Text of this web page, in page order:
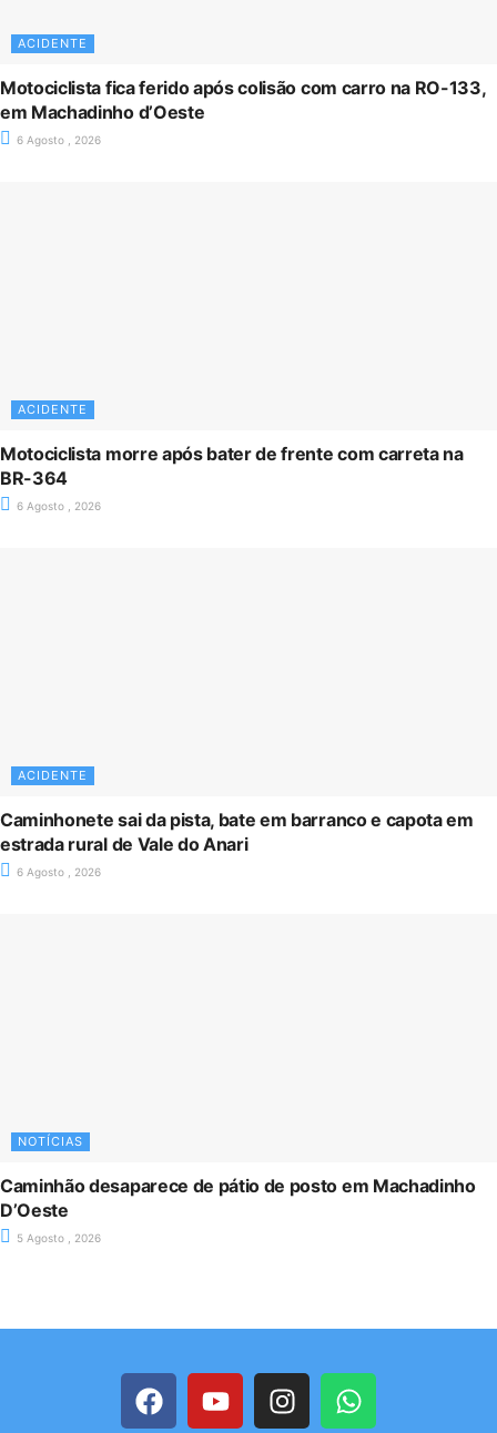
ACIDENTE
Motociclista fica ferido após colisão com carro na RO-133,
em Machadinho d’Oeste
6 Agosto , 2026
ACIDENTE
Motociclista morre após bater de frente com carreta na
BR-364
6 Agosto , 2026
ACIDENTE
Caminhonete sai da pista, bate em barranco e capota em
estrada rural de Vale do Anari
6 Agosto , 2026
NOTÍCIAS
Caminhão desaparece de pátio de posto em Machadinho
D’Oeste
5 Agosto , 2026